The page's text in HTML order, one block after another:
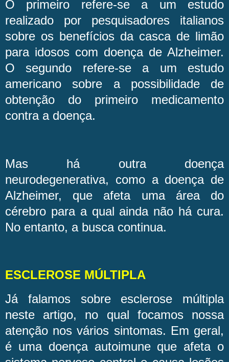
O primeiro refere-se a um estudo
realizado por pesquisadores italianos
sobre os benefícios da casca de limão
para idosos com doença de Alzheimer.
O segundo refere-se a um estudo
americano sobre a possibilidade de
obtenção do primeiro medicamento
contra a doença.
Mas há outra doença
neurodegenerativa, como a doença de
Alzheimer, que afeta uma área do
cérebro para a qual ainda não há cura.
No entanto, a busca continua.
ESCLEROSE MÚLTIPLA
Já falamos sobre esclerose múltipla
neste artigo, no qual focamos nossa
atenção nos vários sintomas. Em geral,
é uma doença autoimune que afeta o